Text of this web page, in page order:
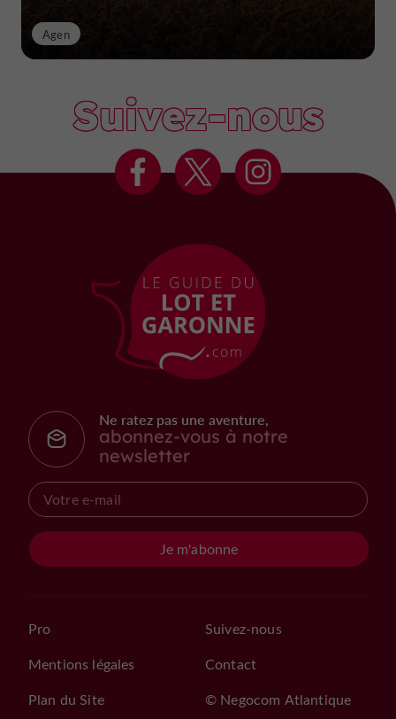
Agen
Suivez-nous
Ne ratez pas une aventure,
abonnez-vous à notre
newsletter
Je m'abonne
Pro
Mentions légales
Plan du Site
Suivez-nous
Contact
© Negocom Atlantique